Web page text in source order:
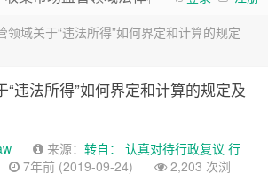
领域关于“违法所得”如何界定和计算的规定
“违法所得”如何界定和计算的规定及
来源： 转自： 认真对待行政复议 行
7年前 (2019-09-24)
2,203 次浏